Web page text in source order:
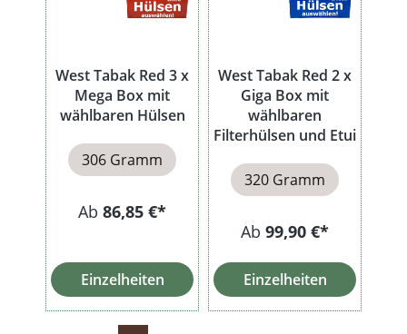
West Tabak Red 3 x
Mega Box mit
wählbaren Hülsen
306 Gramm
Ab 86,85 €*
Einzelheiten
West Tabak Red 2 x
Giga Box mit
wählbaren
Filterhülsen und Etui
320 Gramm
Ab 99,90 €*
Einzelheiten